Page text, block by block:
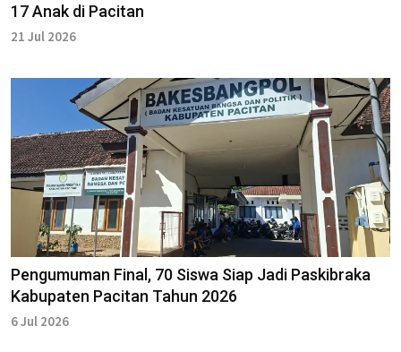
17 Anak di Pacitan
21 Jul 2026
Pengumuman Final, 70 Siswa Siap Jadi Paskibraka
Kabupaten Pacitan Tahun 2026
6 Jul 2026